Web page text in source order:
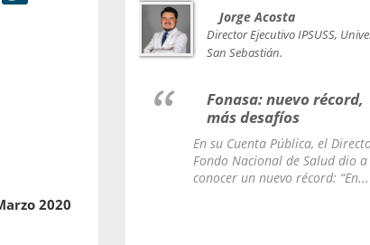
2020
de caries ni de
Jorge Acosta
Director Ejecutivo IPSUSS,
San Sebastián.
Fonasa: nuevo récord,
más desafíos
En su Cuenta Pública, el
Fondo Nacional de Salud dio a
conocer un nuevo récord: “En...